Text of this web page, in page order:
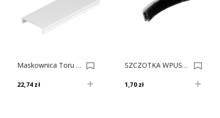
Maskownica Toru Rama Biały Połysk 8881 0017456.0017457
22,74 zł
SZCZOTKA WPUSZCZANA Odboj. Czarna 4,8x06mm 0090-CZ 0019560
1,70 zł